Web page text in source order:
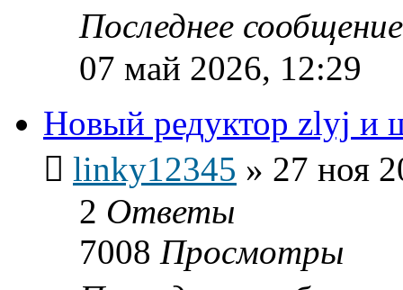
Последнее
07 май 2026, 12:29
Новый редуктор zlyj и
linky12345 » 27 ноя
2 Ответы
7008 Просмотры